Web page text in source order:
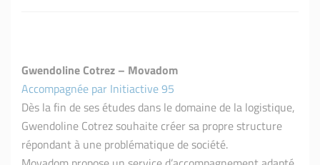
Gwendoline Cotrez – Movadom
Accompagnée par Initiactive 95
Dès la fin de ses études dans le domaine de la logistique,
Gwendoline Cotrez souhaite créer sa propre structure
répondant à une problématique de société.